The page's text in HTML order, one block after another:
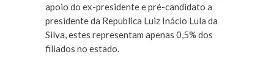
apoio do ex-presidente e pré-candidato a
presidente da Republica Luiz Inácio Lula da
Silva, estes representam apenas 0,5% dos
filiados no estado.